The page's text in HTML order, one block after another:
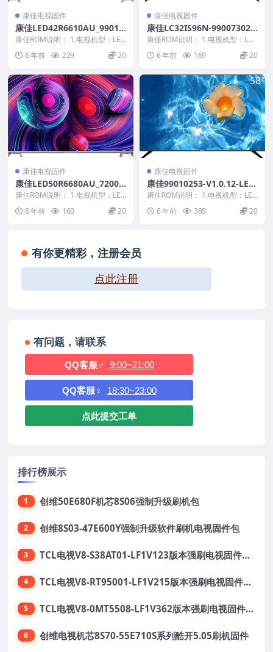
康佳电视固件
康佳LED42R6610AU_99013
232-V1.0.27_20140521_144
227原厂系统刷机电视固件包
下载
康佳ROM说明： 1.电视机型：LED
42R6610AU 2.物料号：99013...
6 年前 229 20
康佳电视固件
康佳LC32IS96N-99007302-
V1.0.01原厂系统刷机电视固
件包下载
康佳ROM说明： 1.电视机型：LC3
2IS96N 2.物料号：99007302...
6 年前 169 20
康佳电视固件
康佳LED50R6680AU_72000
621YT_99013739-V2.0.03原
厂系统刷机电视固件包下载
康佳ROM说明： 1.电视机型：LED
50R6680AU 2.物料号：99013...
6 年前 160 20
康佳电视固件
康佳99010253-V1.0.12-LED
47X8100PDE原厂系统刷机电
视固件包下载
康佳ROM说明： 1.电视机型：LED
47X8100PDE 2.物料号：9901...
6 年前 389 20
有你更精彩，注册会员
点此注册
有问题，请联系
QQ客服♂ 9:00~21:00
QQ客服♀ 18:30~23:00
点此提交工单
排行榜展示
1 创维50E680F机芯8S06强制升级刷机包
2 创维8S03-47E600Y强制升级软件刷机电视固件包
3 TCL电视V8-S38AT01-LF1V123版本强刷电视固件包下载
4 TCL电视V8-RT95001-LF1V215版本强刷电视固件包下载
5 TCL电视V8-0MT5508-LF1V362版本强刷电视固件包下载
6 创维电视机芯8S70-55E710S系列酷开5.05刷机固件